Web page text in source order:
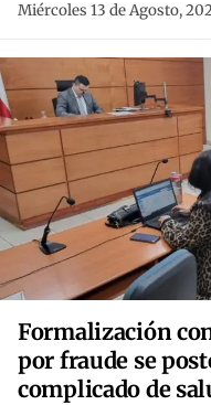
Miércoles 13 de Agosto,
Formalización
por fraude se
complicado de